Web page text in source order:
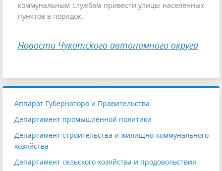
коммунальным службам привести улицы населённых
пунктов в порядок.
Новости Чукотского автономного округа
Аппарат Губернатора и Правительства
Департамент промышленной политики
Департамент строительства и жилищно-коммунального
хозяйства
Департамент сельского хозяйства и продовольствия